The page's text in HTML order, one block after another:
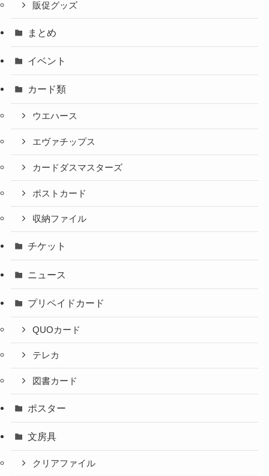
販促グッズ
まとめ
イベント
カード類
ウエハース
エヴァチップス
カードダスマスターズ
ポストカード
収納ファイル
チケット
ニュース
プリペイドカード
QUOカード
テレカ
図書カード
ポスター
文房具
クリアファイル